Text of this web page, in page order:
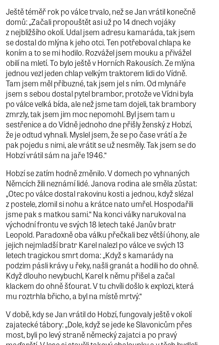
Ještě téměř rok po válce trvalo, než se Jan vrátil konečně
domů: „Začali propouštět asi už po 14 dnech vojáky
z nejbližšího okolí. Udal jsem adresu kamaráda, tak jsem
se dostal do mlýna k jeho otci. Ten potřeboval chlapa ke
koním a to se mi hodilo. Rozvážel jsem mouku a přivážel
obilí na mletí. To bylo ještě v Horních Rakousích. Ze mlýna
jednou vezl jeden chlap velkým traktorem lidi do Vídně.
Tam jsem měl příbuzné, tak jsem jel s ním. Od mlynáře
jsem s sebou dostal pytel brambor, protože ve Vídni byla
po válce velká bída, ale než jsme tam dojeli, tak brambory
zmrzly, tak jsem jim moc nepomohl. Byl jsem tam u
sestřenice a do Vídně jednoho dne přišly ženský z Hobzí,
že je odtud vyhnali. Myslel jsem, že se po čase vrátí a že
pak pojedu s nimi, ale vrátit se už nesměly. Tak jsem se do
Hobzí vrátil sám na jaře 1946.“
Hobzí se zatím hodně změnilo. V domech po vyhnaných
Němcích žili neznámí lidé. Janova rodina ale směla zůstat:
„Otec po válce dostal rakovinu kosti a jednou, když slézal
z postele, zlomil si nohu a krátce nato umřel. Hospodařili
jsme pak s matkou sami.“ Na konci války narukoval na
východní frontu ve svých 18 letech také Janův bratr
Leopold. Paradoxně oba válku přečkali bez větší úhony, ale
jejich nejmladší bratr Karel nalezl po válce ve svých 13
letech tragickou smrt doma: „Když s kamarády na
podzim pásli krávy u řeky, našli granát a hodili ho do ohně.
Když dlouho nevybuchl, Karel k němu přišel a začal
klackem do ohně šťourat. V tu chvíli došlo k explozi, která
mu roztrhla břicho, a byl na místě mrtvý.“
V době, kdy se Jan vrátil do Hobzí, fungovaly ještě v okolí
zajatecké tábory: „Dole, když se jede ke Slavonicům přes
most, byli po levý straně německý zajatci a po pravý